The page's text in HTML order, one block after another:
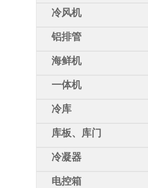
冷风机
铝排管
海鲜机
一体机
冷库
库板、库门
冷凝器
电控箱